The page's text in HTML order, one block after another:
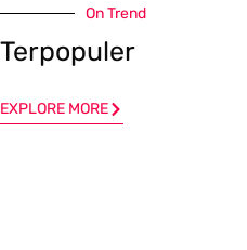
On Trend
Terpopuler
EXPLORE MORE